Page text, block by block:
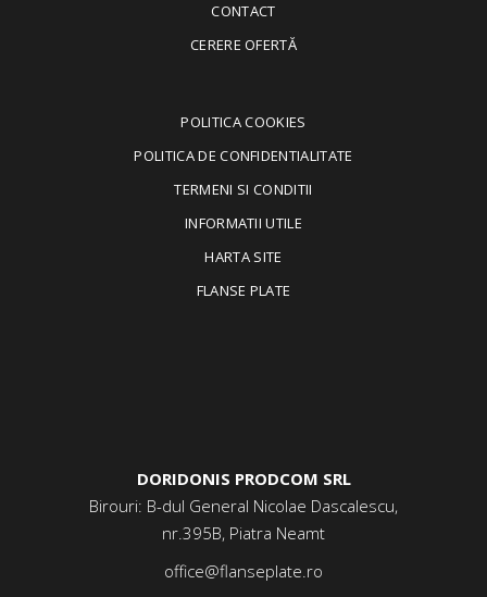
CONTACT
CERERE OFERTĂ
POLITICA COOKIES
POLITICA DE CONFIDENTIALITATE
TERMENI SI CONDITII
INFORMATII UTILE
HARTA SITE
FLANSE PLATE
DORIDONIS PRODCOM SRL
Birouri: B-dul General Nicolae Dascalescu,
nr.395B, Piatra Neamt
office@flanseplate.ro